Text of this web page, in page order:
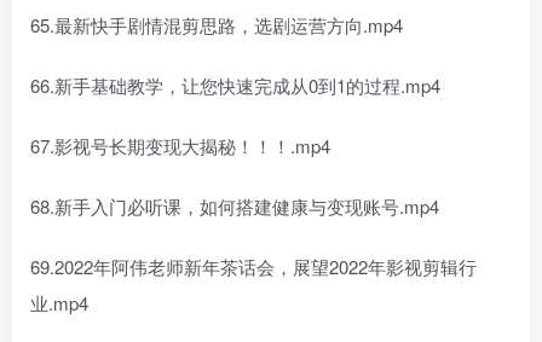
65.最新快手剧情混剪思路，选剧运营方向.mp4
66.新手基础教学，让您快速完成从0到1的过程.mp4
67.影视号长期变现大揭秘！！！.mp4
68.新手入门必听课，如何搭建健康与变现账号.mp4
69.2022年阿伟老师新年茶话会，展望2022年影视剪辑行
业.mp4